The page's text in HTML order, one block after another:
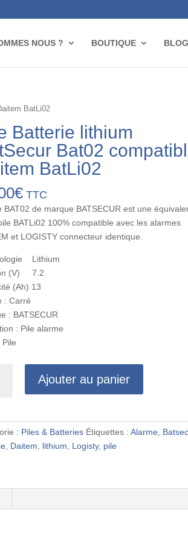
NOUS ? BOUTIQUE BLOG
BatLi02
Batterie lithium
Bat02
BatLi02
€ TTC
BAT02 de marque BATSECUR est une
BATLi02 100% compatible avec les alarmes
et LOGISTY connecteur identique.
Lithium
(V) 7.2
(Ah) 13
: Carré
: BATSECUR
: Pile alarme
Pile
Ajouter au panier
: Piles & Batteries Étiquettes :Alarme
Daitem lithium Logisty, pile